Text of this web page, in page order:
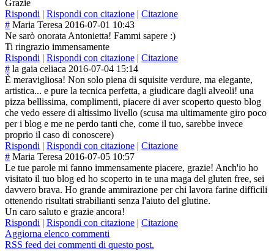
Grazie
Rispondi | Rispondi con citazione | Citazione
# Maria Teresa 2016-07-01 10:43
Ne sarò onorata Antonietta! Fammi sapere :)
Ti ringrazio immensamente
Rispondi | Rispondi con citazione | Citazione
# la gaia celiaca 2016-07-04 15:14
È meravigliosa! Non solo piena di squisite verdure, ma elegante,
artistica... e pure la tecnica perfetta, a giudicare dagli alveoli! una
pizza bellissima, complimenti, piacere di aver scoperto questo blog
che vedo essere di altissimo livello (scusa ma ultimamente giro poco
per i blog e me ne perdo tanti che, come il tuo, sarebbe invece
proprio il caso di conoscere)
Rispondi | Rispondi con citazione | Citazione
# Maria Teresa 2016-07-05 10:57
Le tue parole mi fanno immensamente piacere, grazie! Anch'io ho
visitato il tuo blog ed ho scoperto in te una maga del gluten free, sei
davvero brava. Ho grande ammirazione per chi lavora farine difficili
ottenendo risultati strabilianti senza l'aiuto del glutine.
Un caro saluto e grazie ancora!
Rispondi | Rispondi con citazione | Citazione
Aggiorna elenco commenti
RSS feed dei commenti di questo post.